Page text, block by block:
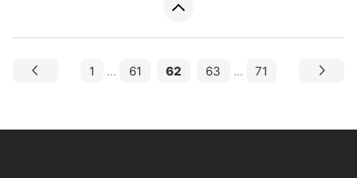
1 ... 61 62 63 ... 71